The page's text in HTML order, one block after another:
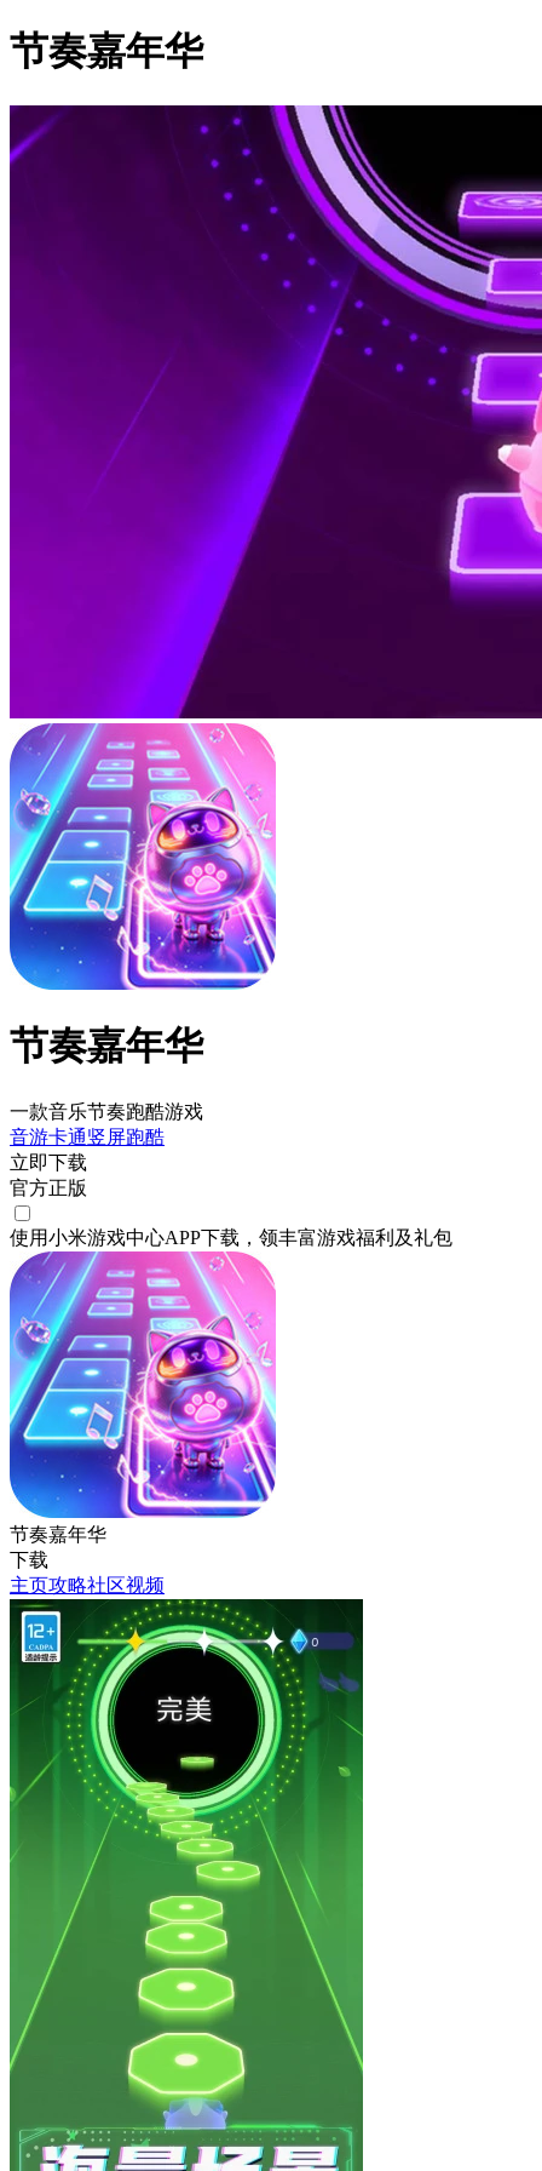
节奏嘉年华
节奏嘉年华
一款音乐节奏跑酷游戏
音游卡通竖屏跑酷
立即下载
官方正版
使用小米游戏中心APP下载 ，领丰富游戏福利 及礼包
节奏嘉年华
下载
主页攻略社区视频